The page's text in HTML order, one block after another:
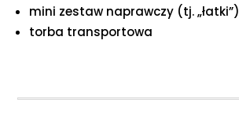
mini zestaw naprawczy (tj. „łatki”)
torba transportowa